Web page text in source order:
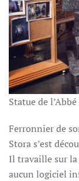
Statue de
Ferronnier de
Stora s’est
Il travaille sur la
aucun logiciel